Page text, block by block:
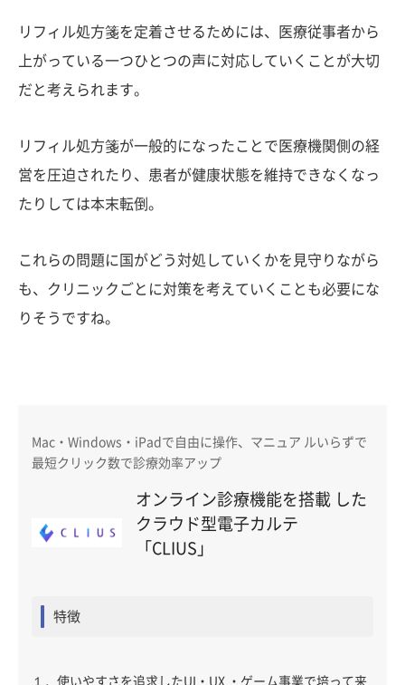
リフィル処方箋を定着させるためには、医療従事者から
上がっている一つひとつの声に対応していくことが大切
だと考えられます。
リフィル処方箋が一般的になったことで医療機関側の経
営を圧迫されたり、患者が健康状態を維持できなくなっ
たりしては本末転倒。
これらの問題に国がどう対処していくかを見守りながら
も、クリニックごとに対策を考えていくことも必要にな
りそうですね。
Mac・Windows・iPadで自由に操作、マニュア ルいらずで
最短クリック数で診療効率アップ
オンライン診療機能を搭載 した
クラウド型電子カルテ
「CLIUS」
特徴
１．使いやすさを追求したUI・UX ・ゲーム事業で培って来